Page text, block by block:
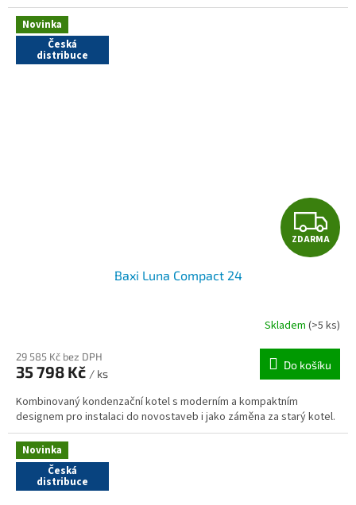
Novinka
Česká
distribuce
Z
D
R
M
A
ZDARMA
Baxi Luna Compact 24
Skladem (>5 ks)
29 585 Kč bez DPH
35 798 Kč / ks
Do košíku
Kombinovaný kondenzační kotel s moderním a kompaktním
designem pro instalaci do novostaveb i jako záměna za starý kotel.
Novinka
Česká
distribuce